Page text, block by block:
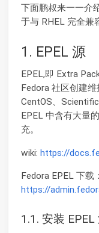
下面鹏叔来一一介
于与 RHEL 完全兼
1. EPEL 源
EPEL,即 Extra
Fedora 社区创建
CentOS、
EPEL 中含有大量
充。
wiki: https://
Fedora EPEL 下载：
https://
1.1. 安装 EPEL